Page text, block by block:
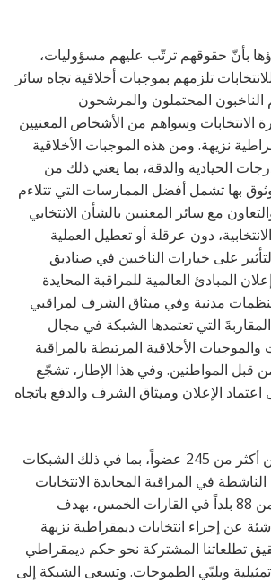
بأنّ حقوقهم ترتّب عليهم مسؤوليات،
تلزمهم بموجبات أخلاقية تجاه سائر
الناخبون المحتملون والمرشحون
الانتخابات وسواهم من الأشخاص المعنيين
نزيهة. ومن هذه الموجبات الأخلاقية
الحيادية والدقة، بما يعني ذلك من
بها تشمل أفضل الممارسات التي تتلاءم
مع سائر المعنيين بالشأن الانتخابي
دون عرقلة أو تعطيل العملية
على خيارات الناخبين في صناديق
المبادئ العالمية للمراقبة المحايدة
مدنية وفي ميثاق الشرف لمراقبي
المقاربةَ التي تعتمدها الشبكة في مجال
الأخلاقية المرتبطة بالمراقبة
من قبل المواطنين. وفي هذا الإطار، تشجّع
الإعلان وميثاق الشرف والدفع باتجاه
تتألّف هذه الشبكة من أكثر من 245 عضواً، بما في ذلك الشبكات
في المراقبة المحايدة الانتخابات
والمنتشرة في أكثر من 88 بلداً في القارات الخمس، بهدف
عن إجراء انتخابات ديمقراطية نزيهة
تطلعاتنا المشتركة نحو حكم ديمقراطي
ويلبّي الطموحات. وتسعى الشبكة إلى